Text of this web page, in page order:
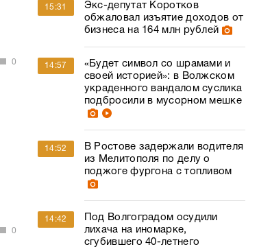
0
0
15:31
Экс-депутат Коротков
обжаловал изъятие доходов от
бизнеса на 164 млн рублей
14:57
«Будет символ со шрамами и
своей историей»: в Волжском
украденного вандалом суслика
подбросили в мусорном мешке
14:52
В Ростове задержали водителя
из Мелитополя по делу о
поджоге фургона с топливом
14:42
Под Волгоградом осудили
лихача на иномарке,
сгубившего 40-летнего